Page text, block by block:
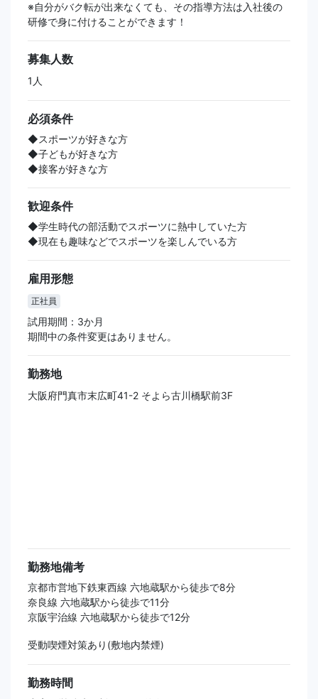
※自分がバク転が出来なくても、その指導方法は入社後の
研修で身に付けることができます！
募集人数
1人
必須条件
◆スポーツが好きな方
◆子どもが好きな方
◆接客が好きな方
歓迎条件
◆学生時代の部活動でスポーツに熱中していた方
◆現在も趣味などでスポーツを楽しんでいる方
雇用形態
正社員
試用期間：3か月
期間中の条件変更はありません。
勤務地
大阪府門真市末広町41-2 そよら古川橋駅前3F
勤務地備考
京都市営地下鉄東西線 六地蔵駅から徒歩で8分
奈良線 六地蔵駅から徒歩で11分
京阪宇治線 六地蔵駅から徒歩で12分
受動喫煙対策あり(敷地内禁煙)
勤務時間